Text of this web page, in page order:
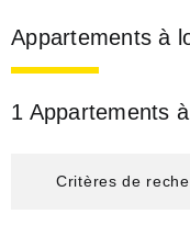
Appartements à
1 Appartements
Critères de